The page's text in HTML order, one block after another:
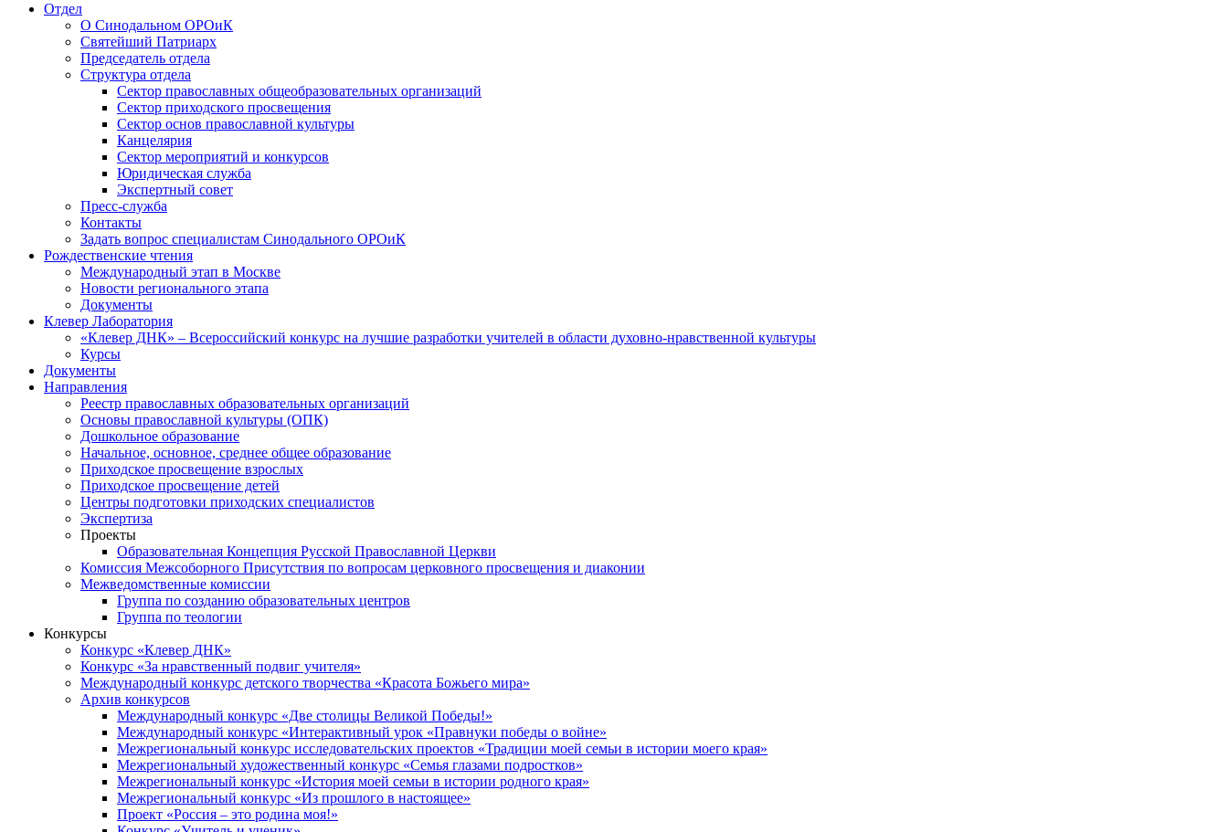
Отдел
О Синодальном ОРОиК
Святейший Патриарх
Председатель отдела
Структура отдела
Сектор православных общеобразовательных организаций
Сектор приходского просвещения
Сектор основ православной культуры
Канцелярия
Сектор мероприятий и конкурсов
Юридическая служба
Экспертный совет
Пресс-служба
Контакты
Задать вопрос специалистам Синодального ОРОиК
Рождественские чтения
Международный этап в Москве
Новости регионального этапа
Документы
Клевер Лаборатория
«Клевер ДНК» – Всероссийский конкурс на лучшие разработки учителей в области духовно-нравственной культуры
Курсы
Документы
Направления
Реестр православных образовательных организаций
Основы православной культуры (ОПК)
Дошкольное образование
Начальное, основное, среднее общее образование
Приходское просвещение взрослых
Приходское просвещение детей
Центры подготовки приходских специалистов
Экспертиза
Проекты
Образовательная Концепция Русской Православной Церкви
Комиссия Межсоборного Присутствия по вопросам церковного просвещения и диаконии
Межведомственные комиссии
Группа по созданию образовательных центров
Группа по теологии
Конкурсы
Конкурс «Клевер ДНК»
Конкурс «За нравственный подвиг учителя»
Международный конкурс детского творчества «Красота Божьего мира»
Архив конкурсов
Международный конкурс «Две столицы Великой Победы!»
Международный конкурс «Интерактивный урок «Правнуки победы о войне»
Межрегиональный конкурс исследовательских проектов «Традиции моей семьи в истории моего края»
Межрегиональный художественный конкурс «Семья глазами подростков»
Межрегиональный конкурс «История моей семьи в истории родного края»
Межрегиональный конкурс «Из прошлого в настоящее»
Проект «Россия – это родина моя!»